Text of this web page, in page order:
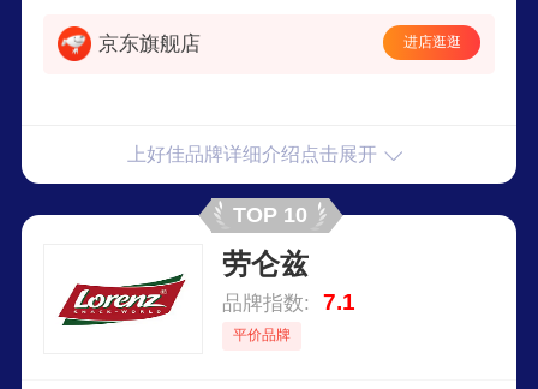
京东旗舰店 进店逛逛
上好佳品牌详细介绍点击展开
TOP 10
劳仑兹
品牌指数: 7.1
平价品牌